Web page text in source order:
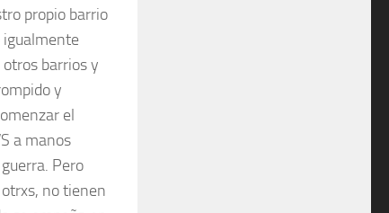
propio barrio
igualmente
barrios y
y
el
a manos
Pero
no tienen